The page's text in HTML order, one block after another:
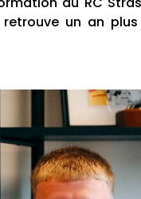
un an